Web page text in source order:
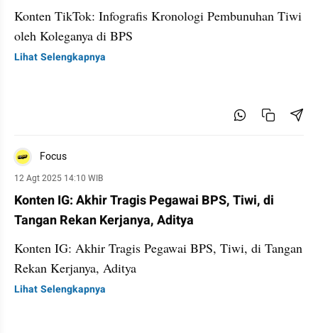
Konten TikTok: Infografis Kronologi Pembunuhan Tiwi
oleh Koleganya di BPS
Lihat Selengkapnya
Focus
12 Agt 2025 14:10 WIB
Konten IG: Akhir Tragis Pegawai BPS, Tiwi, di
Tangan Rekan Kerjanya, Aditya
Konten IG: Akhir Tragis Pegawai BPS, Tiwi, di Tangan
Rekan Kerjanya, Aditya
Lihat Selengkapnya